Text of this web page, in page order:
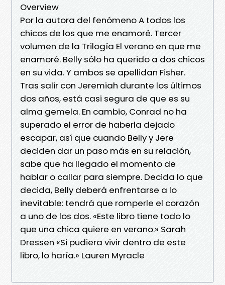
Overview
Por la autora del fenómeno A todos los
chicos de los que me enamoré. Tercer
volumen de la Trilogía El verano en que me
enamoré. Belly sólo ha querido a dos chicos
en su vida. Y ambos se apellidan Fisher.
Tras salir con Jeremiah durante los últimos
dos años, está casi segura de que es su
alma gemela. En cambio, Conrad no ha
superado el error de haberla dejado
escapar, así que cuando Belly y Jere
deciden dar un paso más en su relación,
sabe que ha llegado el momento de
hablar o callar para siempre. Decida lo que
decida, Belly deberá enfrentarse a lo
inevitable: tendrá que romperle el corazón
a uno de los dos. «Este libro tiene todo lo
que una chica quiere en verano.» Sarah
Dressen «Si pudiera vivir dentro de este
libro, lo haría.» Lauren Myracle